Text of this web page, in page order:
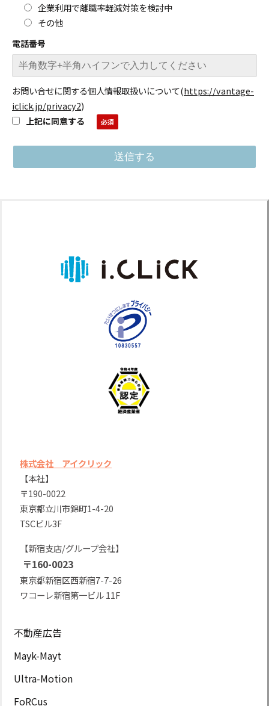
企業利用で離職率軽減対策を検討中
その他
電話番号
お問い合せに関する個人情報取扱いについて(https://vantage-
iclick.jp/privacy2)
上記に同意する
株式会社 アイクリック
【本社】
〒190-0022
東京都立川市錦町1-4-20
TSCビル3F
【新宿支店/グループ会社】
〒160-0023
東京都新宿区西新宿7-7-26
ワコーレ新宿第一ビル 11F
不動産広告
Mayk-Mayt
Ultra-Motion
FoRCus